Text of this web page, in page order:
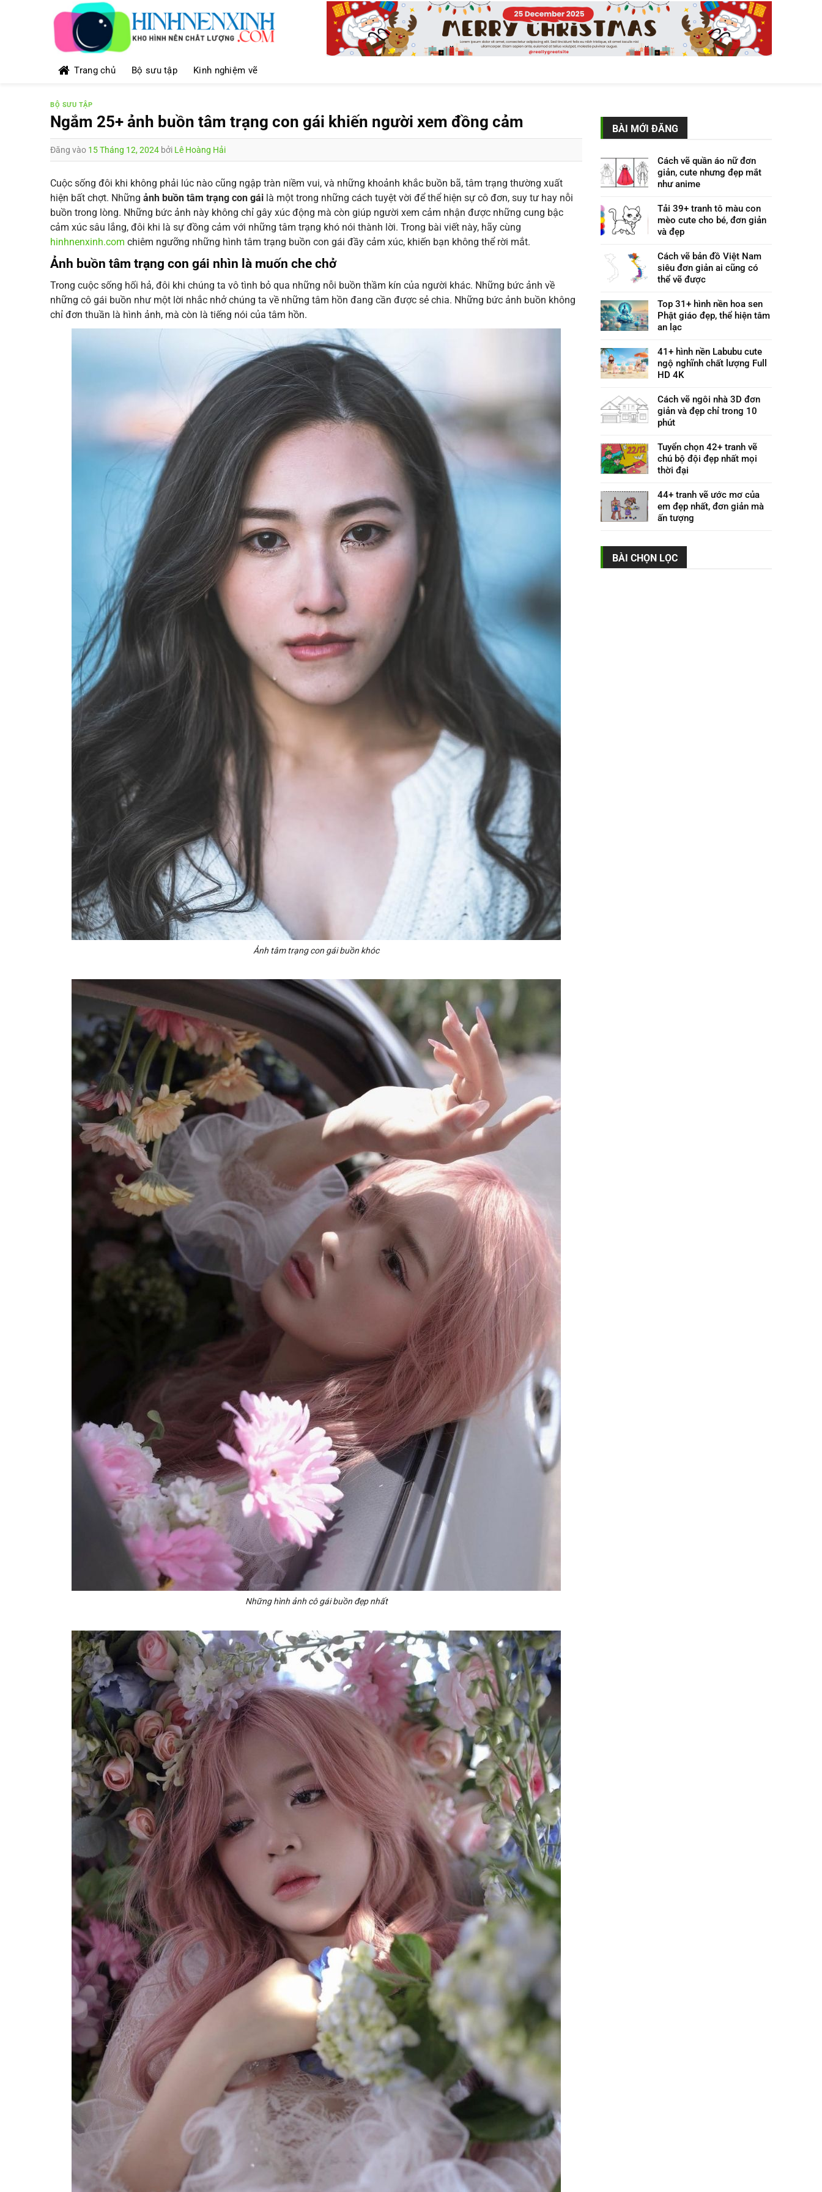
Trang chủ
Bộ sưu tập Kinh nghiệm vẽ
BỘ SƯU TẬP
Ngắm 25+ ảnh buồn tâm trạng con gái khiến người xem đồng cảm
Đăng vào 15 Tháng 12, 2024 bởi Lê Hoàng Hải
Cuộc sống đôi khi không phải lúc nào cũng ngập tràn niềm vui, và những khoảnh khắc buồn bã, tâm trạng thường xuất
hiện bất chợt. Những ảnh buồn tâm trạng con gái là một trong những cách tuyệt vời để thể hiện sự cô đơn, suy tư hay nỗi
buồn trong lòng. Những bức ảnh này không chỉ gây xúc động mà còn giúp người xem cảm nhận được những cung bậc
cảm xúc sâu lắng, đôi khi là sự đồng cảm với những tâm trạng khó nói thành lời. Trong bài viết này, hãy cùng
hinhnenxinh.com chiêm ngưỡng những hình tâm trạng buồn con gái đầy cảm xúc, khiến bạn không thể rời mắt.
Ảnh buồn tâm trạng con gái nhìn là muốn che chở
Trong cuộc sống hối hả, đôi khi chúng ta vô tình bỏ qua những nỗi buồn thầm kín của người khác. Những bức ảnh về
những cô gái buồn như một lời nhắc nhở chúng ta về những tâm hồn đang cần được sẻ chia. Những bức ảnh buồn không
chỉ đơn thuần là hình ảnh, mà còn là tiếng nói của tâm hồn.
Ảnh tâm trạng con gái buồn khóc
Những hình ảnh cô gái buồn đẹp nhất
BÀI MỚI ĐĂNG
Cách vẽ quần áo nữ đơn
giản, cute nhưng đẹp mắt
như anime
Tải 39+ tranh tô màu con
mèo cute cho bé, đơn giản
và đẹp
Cách vẽ bản đồ Việt Nam
siêu đơn giản ai cũng có
thể vẽ được
Top 31+ hình nền hoa sen
Phật giáo đẹp, thể hiện tâm
an lạc
41+ hình nền Labubu cute
ngộ nghĩnh chất lượng Full
HD 4K
Cách vẽ ngôi nhà 3D đơn
giản và đẹp chỉ trong 10
phút
Tuyển chọn 42+ tranh vẽ
chú bộ đội đẹp nhất mọi
thời đại
44+ tranh vẽ ước mơ của
em đẹp nhất, đơn giản mà
ấn tượng
BÀI CHỌN LỌC